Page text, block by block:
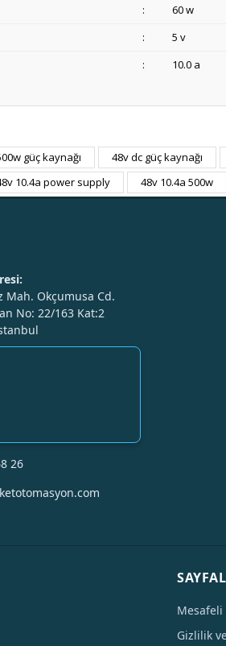
:
60 w
:
5 v
: 10.0 a
güç kaynağı 48v dc güç kaynağı
10.4a power supply
48v 10.4a 500w
Mah. Okçumusa Cd.
No: 22/163 Kat:2
26
Mesafeli
Gizlilik